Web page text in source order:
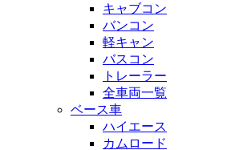
キャブコン
バンコン
軽キャン
バスコン
トレーラー
全車両一覧
ベース車
ハイエース
カムロード